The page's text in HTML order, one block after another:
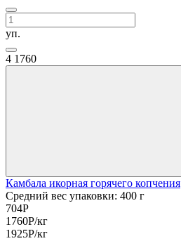
уп.
4 1760
Камбала икорная горячего копчения
Средний вес упаковки: 400 г
704Р
1760Р/кг
1925Р/кг